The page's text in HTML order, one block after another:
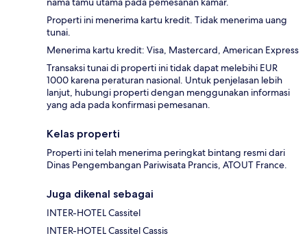
Properti ini menerima kartu kredit. Tidak menerima uang
tunai.
Menerima kartu kredit: Visa, Mastercard, American Express
Transaksi tunai di properti ini tidak dapat melebihi EUR
1000 karena peraturan nasional. Untuk penjelasan lebih
lanjut, hubungi properti dengan menggunakan informasi
yang ada pada konfirmasi pemesanan.
Kelas properti
Properti ini telah menerima peringkat bintang resmi dari
Dinas Pengembangan Pariwisata Prancis, ATOUT France.
Juga dikenal sebagai
INTER-HOTEL Cassitel
INTER-HOTEL Cassitel Cassis